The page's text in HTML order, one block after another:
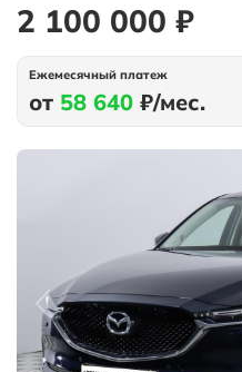
2 100 000 ₽
Ежемесячный платеж
от 58 640 ₽/мес.